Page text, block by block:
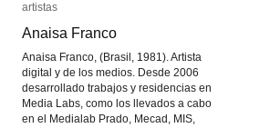
artistas
Anaisa Franco
Anaisa Franco, (Brasil, 1981). Artista
digital y de los medios. Desde 2006
desarrollado trabajos y residencias en
Media Labs, como los llevados a cabo
en el Medialab Prado, Mecad, MIS,
artistas
Anaisa Franco